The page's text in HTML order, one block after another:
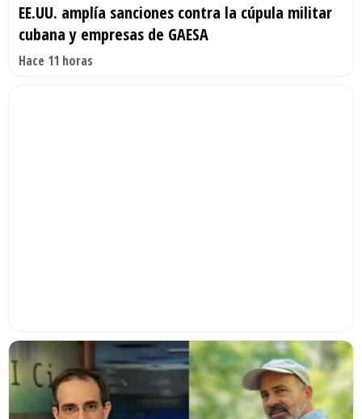
EE.UU. amplía sanciones contra la cúpula militar
cubana y empresas de GAESA
Hace 11 horas